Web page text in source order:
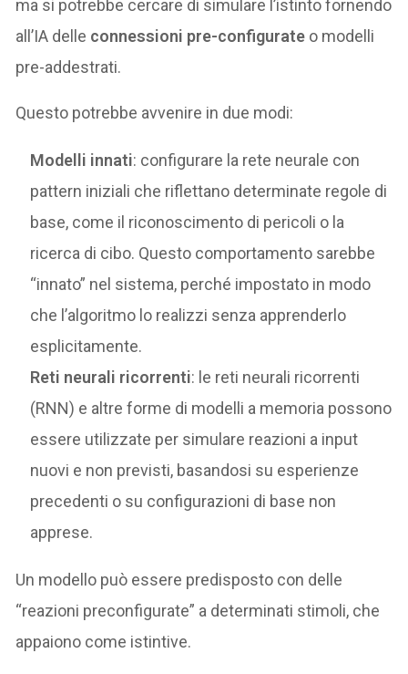
ma si potrebbe cercare di simulare l’istinto fornendo
all’IA delle connessioni pre-configurate o modelli
pre-addestrati.
Questo potrebbe avvenire in due modi:
Modelli innati: configurare la rete neurale con
pattern iniziali che riflettano determinate regole di
base, come il riconoscimento di pericoli o la
ricerca di cibo. Questo comportamento sarebbe
“innato” nel sistema, perché impostato in modo
che l’algoritmo lo realizzi senza apprenderlo
esplicitamente.
Reti neurali ricorrenti: le reti neurali ricorrenti
(RNN) e altre forme di modelli a memoria possono
essere utilizzate per simulare reazioni a input
nuovi e non previsti, basandosi su esperienze
precedenti o su configurazioni di base non
apprese.
Un modello può essere predisposto con delle
“reazioni preconfigurate” a determinati stimoli, che
appaiono come istintive.